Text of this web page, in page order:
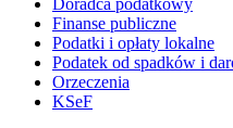
Doradca podatkowy
Finanse publiczne
Podatki i opłaty lokalne
Podatek od spadków i
Orzeczenia
KSeF